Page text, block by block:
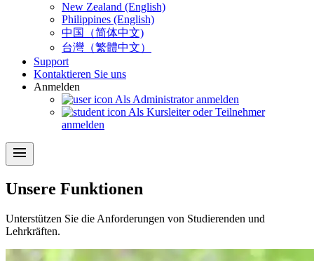
New Zealand (English)
Philippines (English)
中国（简体中文)
台灣（繁體中文）
Support
Kontaktieren Sie uns
Anmelden
Als Administrator anmelden
Als Kursleiter oder Teilnehmer
anmelden
menu
Unsere Funktionen
Unterstützen Sie die Anforderungen von Studierenden und
Lehrkräften.